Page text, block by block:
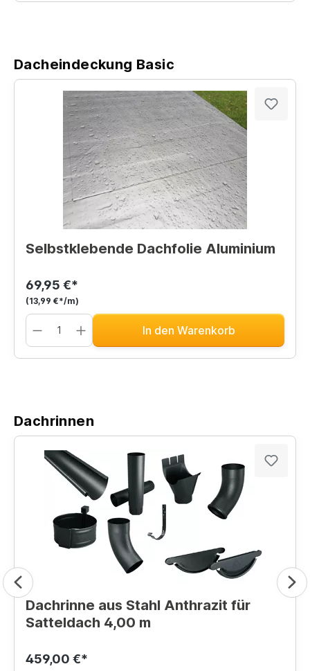
Dacheindeckung Basic
Selbstklebende Dachfolie Aluminium
69,95 €*
(13,99 €*/m)
In den Warenkorb
Dachrinnen
Dachrinne aus Stahl Anthrazit für
Satteldach 4,00 m
459,00 €*